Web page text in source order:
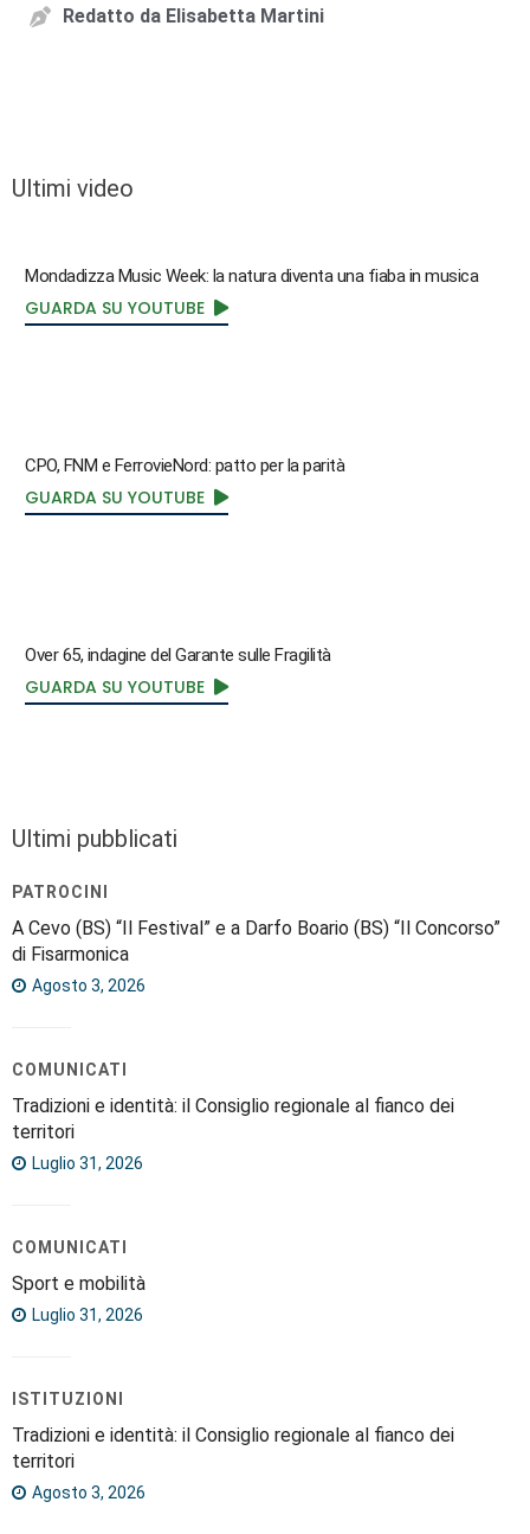
Redatto da Elisabetta Martini
Ultimi video
Mondadizza Music Week: la natura diventa una fiaba in musica
GUARDA SU YOUTUBE
CPO, FNM e FerrovieNord: patto per la parità
GUARDA SU YOUTUBE
Over 65, indagine del Garante sulle Fragilità
GUARDA SU YOUTUBE
Ultimi pubblicati
PATROCINI
A Cevo (BS) “Il Festival” e a Darfo Boario (BS) “Il Concorso”
di Fisarmonica
Agosto 3, 2026
COMUNICATI
Tradizioni e identità: il Consiglio regionale al fianco dei
territori
Luglio 31, 2026
COMUNICATI
Sport e mobilità
Luglio 31, 2026
ISTITUZIONI
Tradizioni e identità: il Consiglio regionale al fianco dei
territori
Agosto 3, 2026